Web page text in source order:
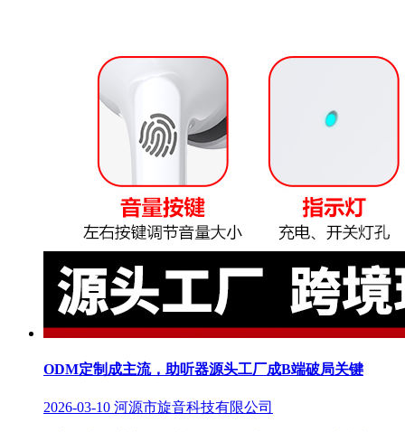
ODM定制成主流，助听器源头工厂成B端破局关键
2026-03-10 河源市旋音科技有限公司